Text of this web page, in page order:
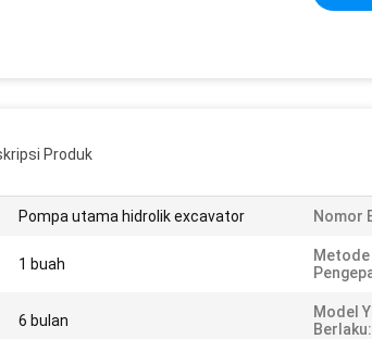
Produk
Pompa utama hidrolik excavator Nomor
1 buah
Metode
6 bulan
Model
Berlaku: